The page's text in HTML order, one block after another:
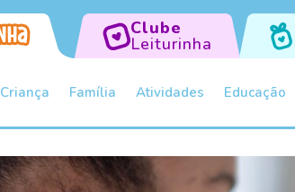
Clube
Leiturinha
Criança Família Atividades Educação